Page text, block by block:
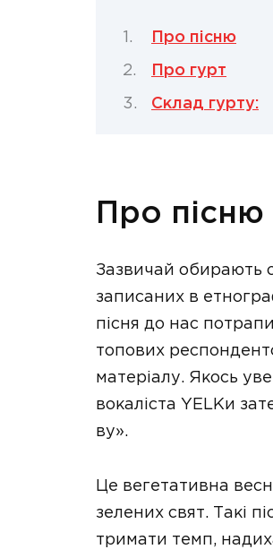
Про пісню
Про гурт
Склад гурту:
Про пісню
Зазвичай обирають
записаних в
пісня до нас
топових
матеріалу. Якось
вокаліста YELKи
ву».
Це вегетативна
зелених свят. Такі
тримати темп,